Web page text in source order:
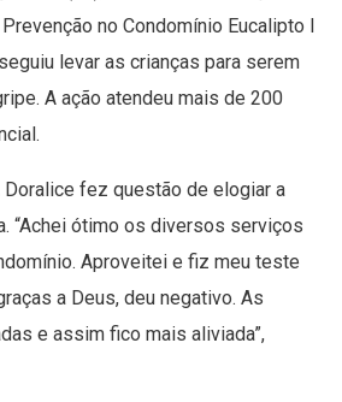
no Condomínio Eucalipto I
levar as crianças para serem
A ação atendeu mais de 200
fez questão de elogiar a
“Achei ótimo os diversos serviços
Aproveitei e fiz meu teste
a Deus, deu negativo. As
e assim fico mais aliviada”,